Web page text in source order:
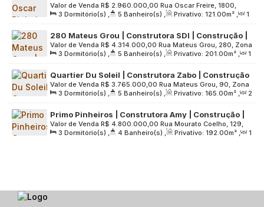
Construção | 121 metros | 03 suítes | varanda
gourmet | 02 vagas
R$ 2.960.000,00
Valor de Venda
Rua Oscar Freire, 1800,
Zona Oeste, 05409-011, Pinheiros, São Paulo, São Paulo,
Brasil
3 Dormitório(s) , 5 Banheiro(s) , Privativo: 121.00m² ,
1
Sala(s) , 3 Suíte(s) , 2 Vaga(s) , Útil: 121.00m² ,
Terreno: 1697.00m²
280 Mateus Grou | Construtora SDI | Construção |
201 metros | 03 suítes | Varanda Gourmet | 03
vagas
R$ 4.314.000,00
Valor de Venda
Rua Mateus Grou, 280, Zona
Oeste, 05415-040, Pinheiros, São Paulo, São Paulo, Brasil
3 Dormitório(s) , 5 Banheiro(s) , Privativo: 201.00m² ,
1
Sala(s) , 3 Suíte(s) , 3 Vaga(s) , Útil: 201.00m² ,
Terreno: 2012.00m²
Quartier Du Soleil | Construtora Zabo | Construção
| 165 metros | 03 suítes | varanda gourmet | 03
vagas
R$ 3.765.000,00
Valor de Venda
Rua Mateus Grou, 90, Zona
Oeste, 05415-040, Pinheiros, São Paulo, São Paulo, Brasil
3 Dormitório(s) , 5 Banheiro(s) , Privativo: 165.00m² ,
2
Sala(s) , 3 Suíte(s) , 3 Vaga(s) , Útil: 165.00m² ,
Terreno: 1593.00m²
Primo Pinheiros | Construtora Amy | Construção |
192 metros | 03 suítes | hall privativo | 03 vagas
R$ 4.800.000,00
Valor de Venda
Rua Mourato Coelho, 129,
Zona Oeste, 05417-010, Pinheiros, São Paulo, São Paulo,
3 Dormitório(s) , 4 Banheiro(s) , Privativo: 192.00m² ,
1